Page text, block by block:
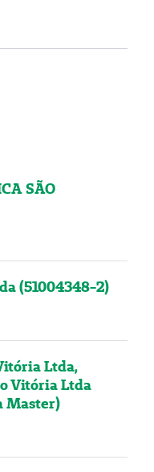
SÃO
(51004348-2)
Ltda,
Vitória Ltda
Master)